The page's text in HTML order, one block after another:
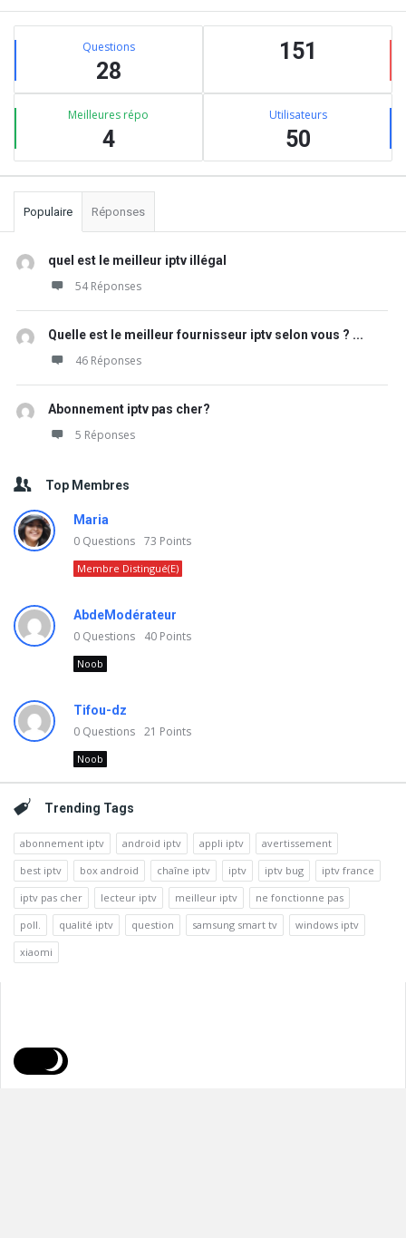
Barre
latérale
Stats Questions
28
151
Meilleures répo
4
Utilisateurs
50
Populaire Réponses
quel est le meilleur iptv illégal
54 Réponses
Quelle est le meilleur fournisseur iptv selon vous ? ...
46 Réponses
Abonnement iptv pas cher?
5 Réponses
Top Membres
Maria
0 Questions 73 Points
Membre Distingué(e)
AbdeModérateur
0 Questions 40 Points
Noob
Tifou-dz
0 Questions 21 Points
Noob
Trending Tags
abonnement iptv android iptv appli iptv
avertissement
best iptv
box android chaîne iptv iptv iptv bug
iptv france
iptv pas cher
lecteur iptv meilleur iptv
ne fonctionne pas
poll.
qualité iptv question samsung smart tv
windows iptv
xiaomi